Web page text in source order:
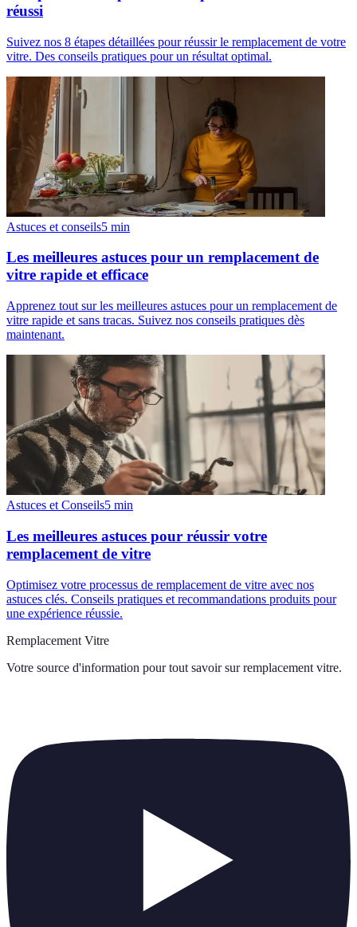
réussi
Suivez nos 8 étapes détaillées pour réussir le remplacement de votre
vitre. Des conseils pratiques pour un résultat optimal.
Astuces et conseils5 min
Les meilleures astuces pour un remplacement de
vitre rapide et efficace
Apprenez tout sur les meilleures astuces pour un remplacement de
vitre rapide et sans tracas. Suivez nos conseils pratiques dès
maintenant.
Astuces et Conseils5 min
Les meilleures astuces pour réussir votre
remplacement de vitre
Optimisez votre processus de remplacement de vitre avec nos
astuces clés. Conseils pratiques et recommandations produits pour
une expérience réussie.
Remplacement Vitre
Votre source d'information pour tout savoir sur remplacement vitre.